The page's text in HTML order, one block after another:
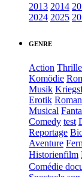
2013 2014
2024 2025
GENRE
Action
Komödie
Musik
Erotik
Musical
Comedy test
Reportage
Aventure
Historienfilm
Comédie